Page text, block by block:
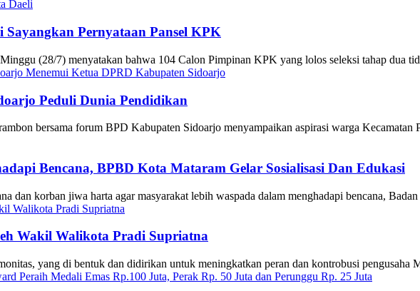
Pernyataan Pansel KPK
(28/7) menyatakan bahwa 104 Calon Pimpinan KPK yang lolos seleksi tahap dua
Peduli Dunia Pendidikan
bersama forum BPD Kabupaten Sidoarjo menyampaikan aspirasi warga
Bencana, BPBD Kota Mataram Gelar Sosialisasi Dan Edukasi
dan korban jiwa harta agar masyarakat lebih waspada dalam menghadapi bencana,
Wakil Walikota Pradi Supriatna
yang di bentuk dan didirikan untuk meningkatkan peran dan kontrobusi